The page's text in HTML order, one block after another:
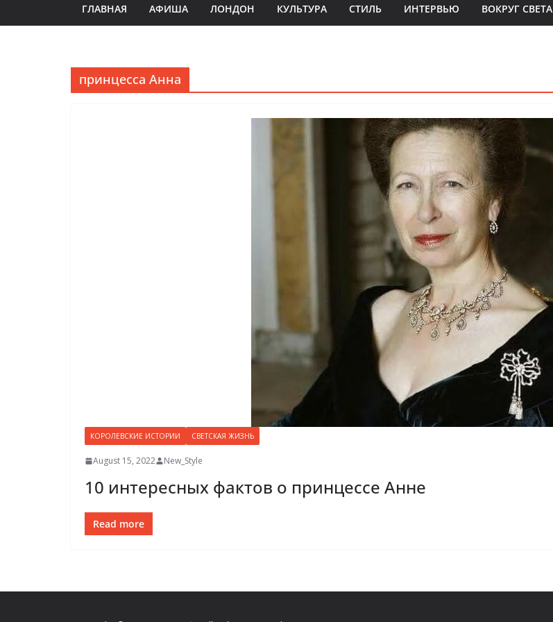
ГЛАВНАЯ АФИША ЛОНДОН КУЛЬТУРА СТИЛЬ ИНТЕРВЬЮ ВОКРУГ СВЕТА
принцесса Анна
КОРОЛЕВСКИЕ ИСТОРИИ СВЕТСКАЯ ЖИЗНЬ
August 15, 2022 New_Style
10 интересных фактов о принцессе Анне
Read more